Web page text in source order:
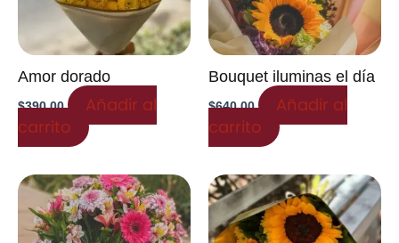
Amor dorado
$390.00
Añadir al
carrito
Bouquet iluminas el día
$640.00
Añadir al
carrito